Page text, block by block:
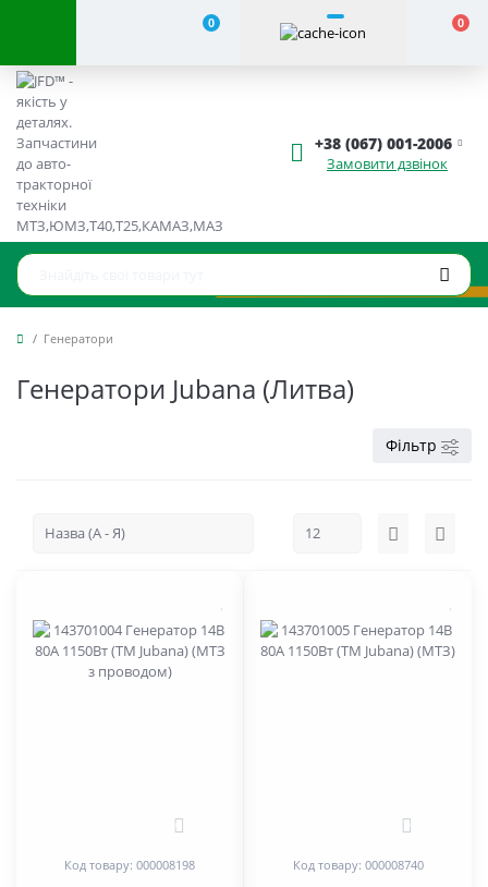
0 0
+38 (067) 001-2006
Замовити дзвінок
Генератори
Генератори Jubana (Литва)
Фільтр
Код товару: 000008198 Код товару: 000008740